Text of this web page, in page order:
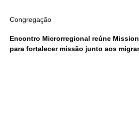
Congregação
Encontro Microrregional reúne
para fortalecer missão junto aos